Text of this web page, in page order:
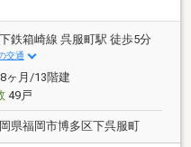
鉄箱崎線 呉服町駅 徒歩5分
交通
ヶ月/13階建
49戸
県福岡市博多区下呉服町